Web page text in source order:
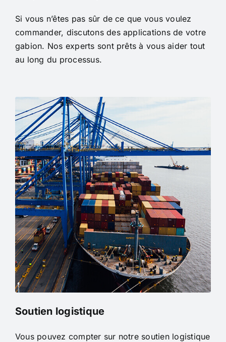
Si vous n’êtes pas sûr de ce que vous voulez
commander, discutons des applications de votre
gabion. Nos experts sont prêts à vous aider tout
au long du processus.
Soutien logistique
Vous pouvez compter sur notre soutien logistique